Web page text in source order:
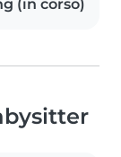
(in corso)